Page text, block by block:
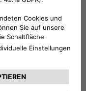
–100 %
Arbeitspartner
Sie ein völlig